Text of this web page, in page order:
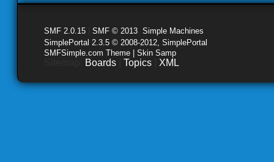
SMF 2.0.15 SMF © 2013 Simple Machines
SimplePortal 2.3.5 © 2008-2012, SimplePortal
SMFSimple.com Theme | Skin Samp
Boards Topics XML